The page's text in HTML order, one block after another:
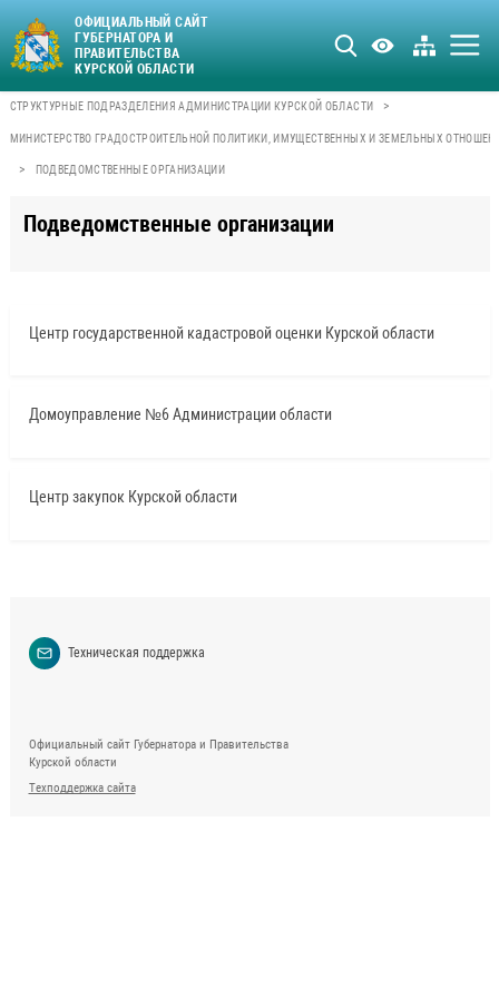
ОФИЦИАЛЬНЫЙ САЙТ
ГУБЕРНАТОРА И
ПРАВИТЕЛЬСТВА
КУРСКОЙ ОБЛАСТИ
СТРУКТУРНЫЕ ПОДРАЗДЕЛЕНИЯ АДМИНИСТРАЦИИ КУРСКОЙ ОБЛАСТИ >
МИНИСТЕРСТВО ГРАДОСТРОИТЕЛЬНОЙ ПОЛИТИКИ, ИМУЩЕСТВЕННЫХ И ЗЕМЕЛЬНЫХ
> ПОДВЕДОМСТВЕННЫЕ ОРГАНИЗАЦИИ
Подведомственные организации
Центр государственной кадастровой оценки Курской области
Домоуправление №6 Администрации области
Центр закупок Курской области
Техническая поддержка
Официальный сайт Губернатора и Правительства
Курской области
Техподдержка сайта